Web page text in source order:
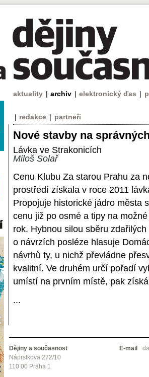
aktuality | archiv | elektronický ďas |
| redakce | partneři
Nové stavby na
Lávka ve Strakonicích
Miloš Solař
Cenu Klubu Za starou Prahu za
prostředí získala v roce 2011
Propojuje historické jádro města
cenu již po osmé a tipy na
rok. Hybnou silou sběru
o návrzích posléze hlasuje
návrhů ty, u nichž převládne
kvalitní. Ve druhém určí pořadí
umístí na prvním místě, pak
...
Dějiny a současnost
Náprstkova 272/10
110 00 Praha 1
E-mail